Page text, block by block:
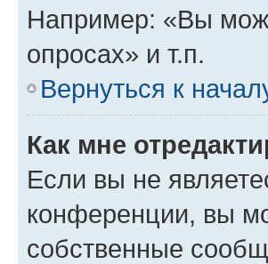
Например: «Вы
опросах» и т.п.
Вернуться к
Как мне
Если вы не
конференции, вы
собственные